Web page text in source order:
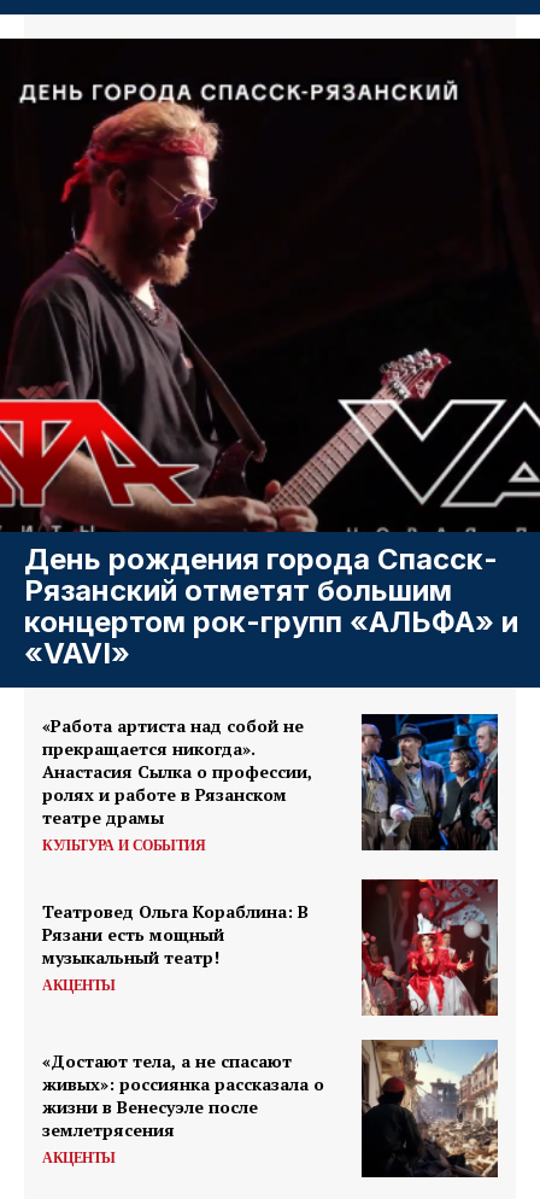
День рождения города Спасск-
Рязанский отметят большим
концертом рок-групп «АЛЬФА» и
«VAVI»
«Работа артиста над собой не
прекращается никогда».
Анастасия Сылка о профессии,
ролях и работе в Рязанском
театре драмы
КУЛЬТУРА И СОБЫТИЯ
Театровед Ольга Кораблина: В
Рязани есть мощный
музыкальный театр!
АКЦЕНТЫ
«Достают тела, а не спасают
живых»: россиянка рассказала о
жизни в Венесуэле после
землетрясения
АКЦЕНТЫ